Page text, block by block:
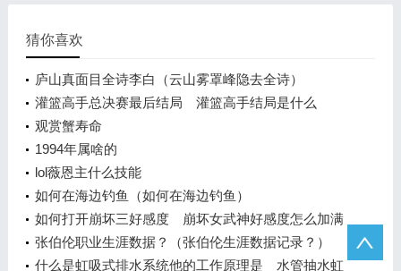
猜你喜欢
庐山真面目全诗李白（云山雾罩峰隐去全诗）
灌篮高手总决赛最后结局 灌篮高手结局是什么
观赏蟹寿命
1994年属啥的
lol薇恩主什么技能
如何在海边钓鱼（如何在海边钓鱼）
如何打开崩坏三好感度 崩坏女武神好感度怎么加满
张伯伦职业生涯数据？（张伯伦生涯数据记录？）
什么是虹吸式排水系统他的工作原理是 水管抽水虹